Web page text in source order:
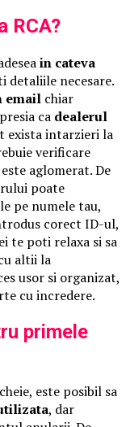
RCA?
in cateva
detaliile necesare.
email chiar
ca dealerul
exista intarzieri la
verificare
aglomerat. De
poate
pe numele tau,
corect ID-ul,
te poti relaxa si sa
altii la
usor si organizat,
cu incredere.
primele
este posibil sa
, dar